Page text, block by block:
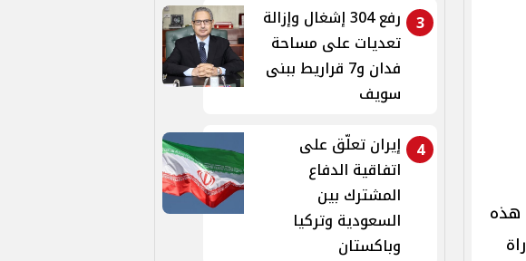
هذه
3
رفع 304 إشغال وإزالة
تعديات على مساحة
فدان و7 قراريط ببنى
سويف
4
إيران تعلّق على
اتفاقية الدفاع
المشترك بين
السعودية وتركيا
وباكستان